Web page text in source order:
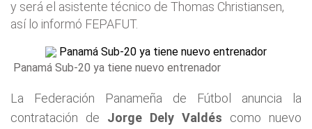
y será el asistente técnico de Thomas Christiansen,
así lo informó FEPAFUT.
Panamá Sub-20 ya tiene nuevo entrenador
La Federación Panameña de Fútbol anuncia la
contratación de Jorge Dely Valdés como nuevo